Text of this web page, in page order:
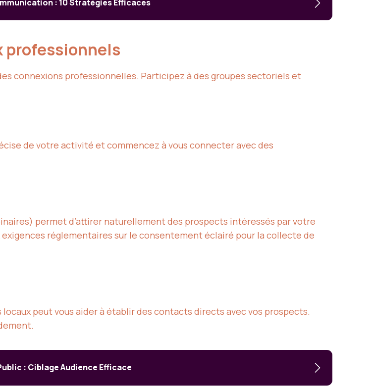
: 10 Stratégies Efficaces
professionnels
connexions professionnelles. Participez à des groupes sectoriels et
de votre activité et commencez à vous connecter avec des
permet d’attirer naturellement des prospects intéressés par votre
réglementaires sur le consentement éclairé pour la collecte de
peut vous aider à établir des contacts directs avec vos prospects.
: Ciblage Audience Efficace